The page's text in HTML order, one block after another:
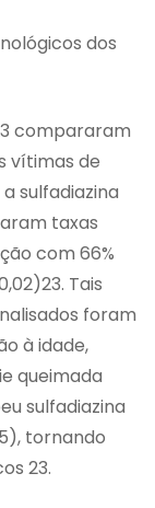
dos
compararam
vítimas de
sulfadiazina
taxas
com 66%
Tais
foram
à idade,
queimada
sulfadiazina
tornando
23.